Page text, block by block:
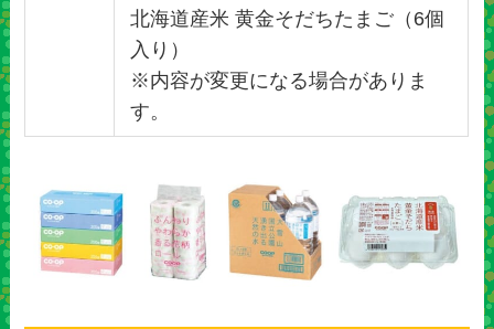
北海道産米 黄金そだちたまご（6個
入り）
※内容が変更になる場合がありま
す。